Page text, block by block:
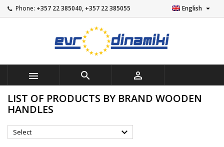
Phone: +357 22 385040, +357 22 385055 English 
  
LIST OF PRODUCTS BY BRAND WOODEN
HANDLES
Select 